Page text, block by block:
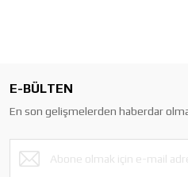
E-BÜLTEN
En son gelişmelerden haberdar